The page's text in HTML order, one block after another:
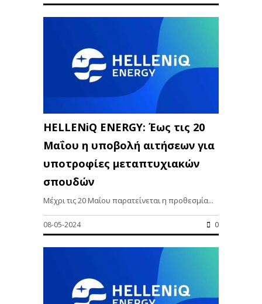
HELLENiQ ENERGY: Έως τις 20
Μαΐου η υποβολή αιτήσεων για
υποτροφίες μεταπτυχιακών
σπουδών
Μέχρι τις 20 Μαΐου παρατείνεται η προθεσμία...
08-05-2024 0